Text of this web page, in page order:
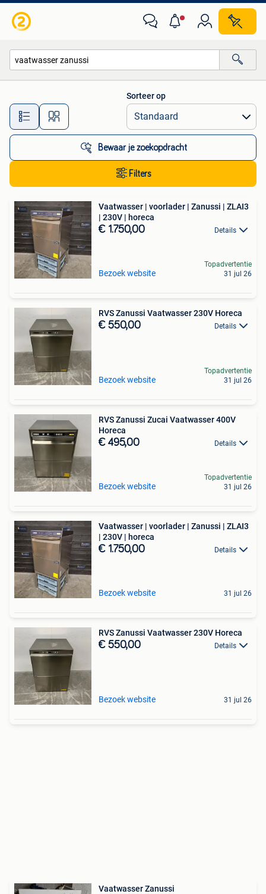
Alle afstanden…
Sorteer op
Bewaar je zoekopdracht
Filters
Vaatwasser | voorlader | Zanussi | ZLAI3
| 230V | horeca
€ 1.750,00 Details
Bezoek website
Topadvertentie
31 jul 26
RVS Zanussi Vaatwasser 230V Horeca
€ 550,00 Details
Bezoek website
Topadvertentie
31 jul 26
RVS Zanussi Zucai Vaatwasser 400V
Horeca
€ 495,00 Details
Bezoek website
Topadvertentie
31 jul 26
Vaatwasser | voorlader | Zanussi | ZLAI3
| 230V | horeca
€ 1.750,00 Details
Bezoek website 31 jul 26
RVS Zanussi Vaatwasser 230V Horeca
€ 550,00 Details
Bezoek website 31 jul 26
Vaatwasser Zanussi